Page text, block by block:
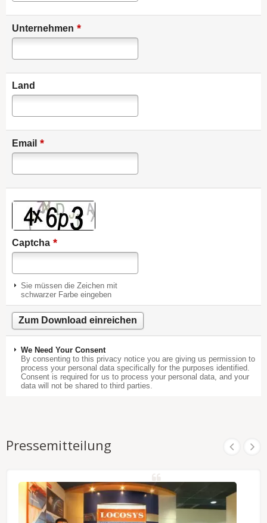
Unternehmen *
Land
Email *
Captcha *
Sie müssen die Zeichen mit
schwarzer Farbe eingeben
We Need Your Consent
By consenting to this privacy notice you are giving us permission to
process your personal data specifically for the purposes identified.
Consent is required for us to process your personal data, and your
data will not be shared to third parties.
Pressemitteilung